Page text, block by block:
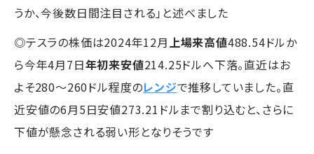
うか、今後数日間注目される」と述べました
◎テスラの株価は2024年12月上場来高値488.54ドルか
ら今年4月7日年初来安値214.25ドルへ下落。直近はお
よそ280～260ドル程度のレンジで推移していました。直
近安値の6月5日安値273.21ドルまで割り込むと、さらに
下値が懸念される弱い形となりそうです